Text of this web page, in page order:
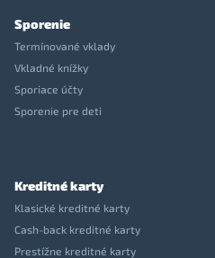
Sporenie
Termínované vklady
Vkladné knížky
Sporiace účty
Sporenie pre deti
Kreditné karty
Klasické kreditné karty
Cash-back kreditné karty
Prestížne kreditné karty